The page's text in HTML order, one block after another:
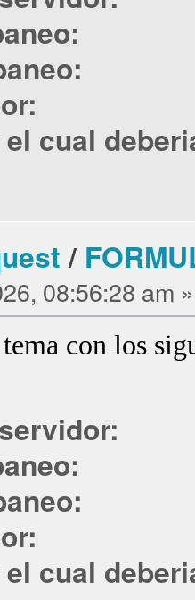
cual
/
08:56:28 am »
con los
cual